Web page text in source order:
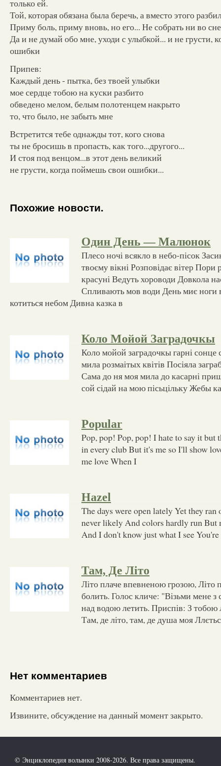
только ей.
Той, которая обязана была беречь, а вместо этого
Приму боль, приму вновь, но его... Не собрать ни во
Да и не думай обо мне, уходи с улыбкой... и не грусти,
ошибки
Припев:
Каждый день - пытка, без твоей улыбки
мое сердце тобою на куски разбито
обведено мелом, белым полотенцем накрыто
то, что было, не забыть мне
Встретится тебе однажды тот, кого снова
ты не бросишь в пропасть, как того...другого...
И стоя под венцом...в этот день великий
не грусти, когда поймешь свои ошибки...
Похожие новости.
Один День — Малюнок
Плесо ночі всякло в небо-пісок
твоєму вікні Розповідає вітер
красуні Ведуть хороводи Довкола
Спливають мов води День миє ноги
котиться небом Дивна казка в
Коло Мойой Заградочкы
Коло мойой заградочкы гарні сонце
мила розмаітых квітів Посіяла
Сама до ня моя мила до касарні
сой сідай на мою пісьцільку Жебы
Popular
Pop, pop! Pop, pop! I hate to say it but
in every club But it's me so I'll show
me love When I
Hazel
The days were open lately Yet they ran
never likely And colors hardly run But
And I don't know just what I see
Там, Де Літо
Літо плаче впевненою грозою, Літо
болить. Голос кличе: "Візьми мене з
над водою летить. Приспів: З тобою
Там, де літо, там, де душа моя
Нет комментариев
Комментариев нет.
Извините, обсуждение на данный момент закрыто.
© Энциклопедия волынки 2008-2026. Все права защищены.